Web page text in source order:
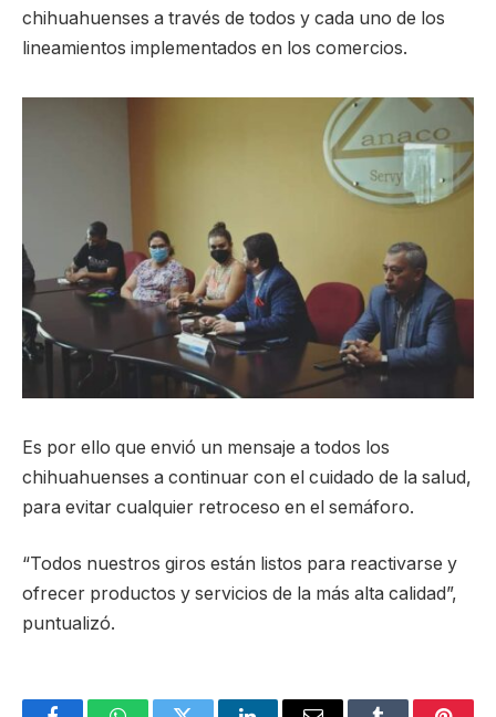
chihuahuenses a través de todos y cada uno de los
lineamientos implementados en los comercios.
Es por ello que envió un mensaje a todos los
chihuahuenses a continuar con el cuidado de la salud,
para evitar cualquier retroceso en el semáforo.
“Todos nuestros giros están listos para reactivarse y
ofrecer productos y servicios de la más alta calidad”,
puntualizó.